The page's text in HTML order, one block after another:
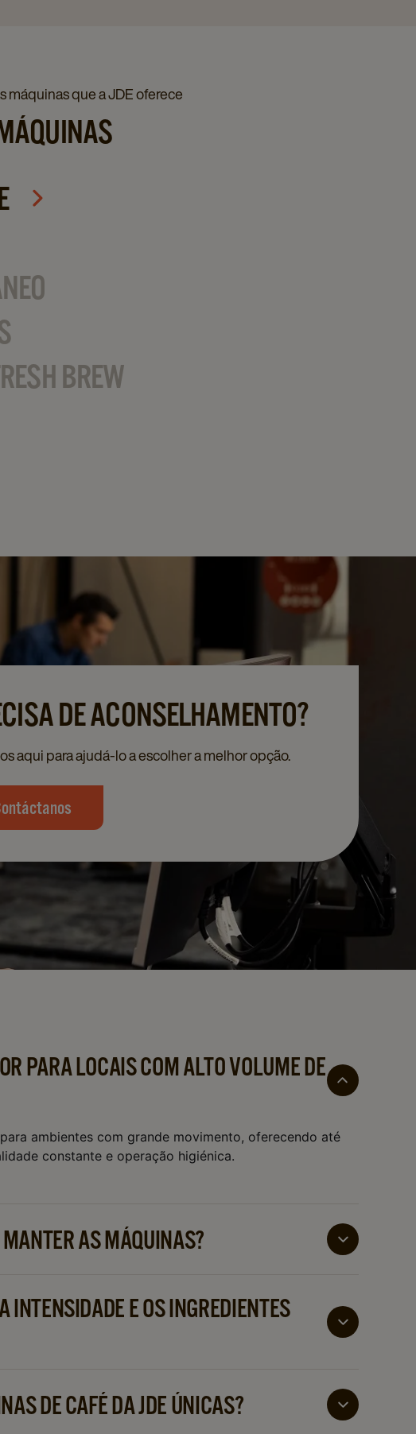
máquinas que a JDE oferece
BREW
DE ACONSELHAMENTO?
aqui para ajudá‑lo a escolher a melhor opção.
PARA LOCAIS COM ALTO VOLUME DE
ambientes com grande movimento, oferecendo até
constante e operação higiénica.
AS MÁQUINAS?
e o reabastecimento são simples e intuitivos.
INTENSIDADE E OS INGREDIENTES
ou flat white perfeito.
DE CAFÉ DA JDE ÚNICAS?